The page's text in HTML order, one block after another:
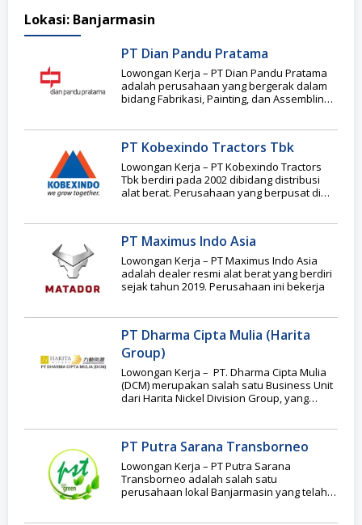
Lokasi: Banjarmasin
PT Dian Pandu Pratama
Lowongan Kerja – PT Dian Pandu Pratama
adalah perusahaan yang bergerak dalam
bidang Fabrikasi, Painting, dan Assembling
PT Kobexindo Tractors Tbk
Lowongan Kerja – PT Kobexindo Tractors
Tbk berdiri pada 2002 dibidang distribusi
alat berat. Perusahaan yang berpusat di
PT Maximus Indo Asia
Lowongan Kerja – PT Maximus Indo Asia
adalah dealer resmi alat berat yang berdiri
sejak tahun 2019. Perusahaan ini bekerja
PT Dharma Cipta Mulia (Harita
Group)
Lowongan Kerja – PT. Dharma Cipta Mulia
(DCM) merupakan salah satu Business Unit
dari Harita Nickel Division Group, yang
PT Putra Sarana Transborneo
Lowongan Kerja – PT Putra Sarana
Transborneo adalah salah satu
perusahaan lokal Banjarmasin yang telah